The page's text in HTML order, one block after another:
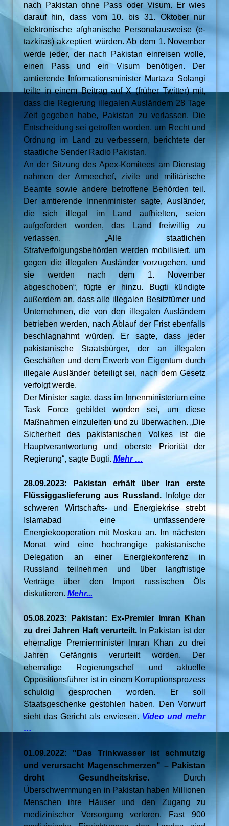
nach Pakistan ohne Pass oder Visum. Er wies
darauf hin, dass vom 10. bis 31. Oktober nur
elektronische afghanische Personalausweise (e-
tazkiras) akzeptiert würden. Ab dem 1. November
werde jeder, der nach Pakistan einreisen wolle,
einen Pass und ein Visum benötigen. Der
amtierende Informationsminister Murtaza Solangi
teilte in einem Beitrag auf X (früher Twitter) mit,
dass die Regierung illegalen Ausländern 28 Tage
Zeit gegeben habe, Pakistan zu verlassen. Die
Entscheidung sei getroffen worden, um Recht und
Ordnung im Land zu verbessern, berichtete der
staatliche Sender Radio Pakistan.
An der Sitzung des Apex-Komitees am Dienstag
nahmen der Armeechef, zivile und militärische
Beamte sowie andere betroffene Behörden teil.
Der amtierende Innenminister sagte, Ausländer,
die sich illegal im Land aufhielten, seien
aufgefordert worden, das Land freiwillig zu
verlassen. „Alle staatlichen
Strafverfolgungsbehörden werden mobilisiert, um
gegen die illegalen Ausländer vorzugehen, und
sie werden nach dem 1. November
abgeschoben“, fügte er hinzu. Bugti kündigte
außerdem an, dass alle illegalen Besitztümer und
Unternehmen, die von den illegalen Ausländern
betrieben werden, nach Ablauf der Frist ebenfalls
beschlagnahmt würden. Er sagte, dass jeder
pakistanische Staatsbürger, der an illegalen
Geschäften und dem Erwerb von Eigentum durch
illegale Ausländer beteiligt sei, nach dem Gesetz
verfolgt werde.
Der Minister sagte, dass im Innenministerium eine
Task Force gebildet worden sei, um diese
Maßnahmen einzuleiten und zu überwachen. „Die
Sicherheit des pakistanischen Volkes ist die
Hauptverantwortung und oberste Priorität der
Regierung“, sagte Bugti. Mehr …
28.09.2023: Pakistan erhält über Iran erste
Flüssiggaslieferung aus Russland. Infolge der
schweren Wirtschafts- und Energiekrise strebt
Islamabad eine umfassendere
Energiekooperation mit Moskau an. Im nächsten
Monat wird eine hochrangige pakistanische
Delegation an einer Energiekonferenz in
Russland teilnehmen und über langfristige
Verträge über den Import russischen Öls
diskutieren. Mehr...
05.08.2023: Pakistan: Ex-Premier Imran Khan
zu drei Jahren Haft verurteilt. In Pakistan ist der
ehemalige Premierminister Imran Khan zu drei
Jahren Gefängnis verurteilt worden. Der
ehemalige Regierungschef und aktuelle
Oppositionsführer ist in einem Korruptionsprozess
schuldig gesprochen worden. Er soll
Staatsgeschenke gestohlen haben. Den Vorwurf
sieht das Gericht als erwiesen. Video und mehr
…
01.09.2022: "Das Trinkwasser ist schmutzig
und verursacht Magenschmerzen" – Pakistan
droht Gesundheitskrise. Durch
Überschwemmungen in Pakistan haben Millionen
Menschen ihre Häuser und den Zugang zu
medizinischer Versorgung verloren. Fast 900